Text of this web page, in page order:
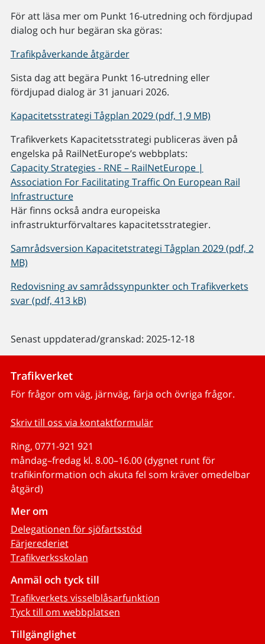
För att läsa mer om Punkt 16-utredning och fördjupad
dialog och hur begäran ska göras:
Trafikpåverkande åtgärder
Sista dag att begära Punkt 16-utredning eller
fördjupad dialog är 31 januari 2026.
Kapacitetsstrategi Tågplan 2029 (pdf, 1,9 MB)
Trafikverkets Kapacitetsstrategi publiceras även på
engelska på RailNetEurope’s webbplats:
Capacity Strategies - RNE – RailNetEurope |
Association For Facilitating Traffic On European Rail
Infrastructure
Här finns också andra europeiska
infrastrukturförvaltares kapacitetsstrategier.
Samrådsversion Kapacitetstrategi Tågplan 2029 (pdf, 2
MB)
Redovisning av samrådssynpunkter och Trafikverkets
svar (pdf, 413 kB)
Senast uppdaterad/granskad: 2025-12-18
Trafikverket
För frågor om väg, järnväg, färja och övriga frågor.
Skriv till oss via kontaktformulär
Ring, 0771-921 921
måndag–fredag kl. 8.00–16.00 (dygnet runt för
trafikinformation och akuta fel som kräver omedelbar
åtgärd)
Mer om
Delegationen för sjöfartsstöd
Färjerederiet
Trafikverksskolan
Anmäl och tyck till
Trafikverkets visselblåsarfunktion
Tyck till om webbplatsen
Tillgänglighet